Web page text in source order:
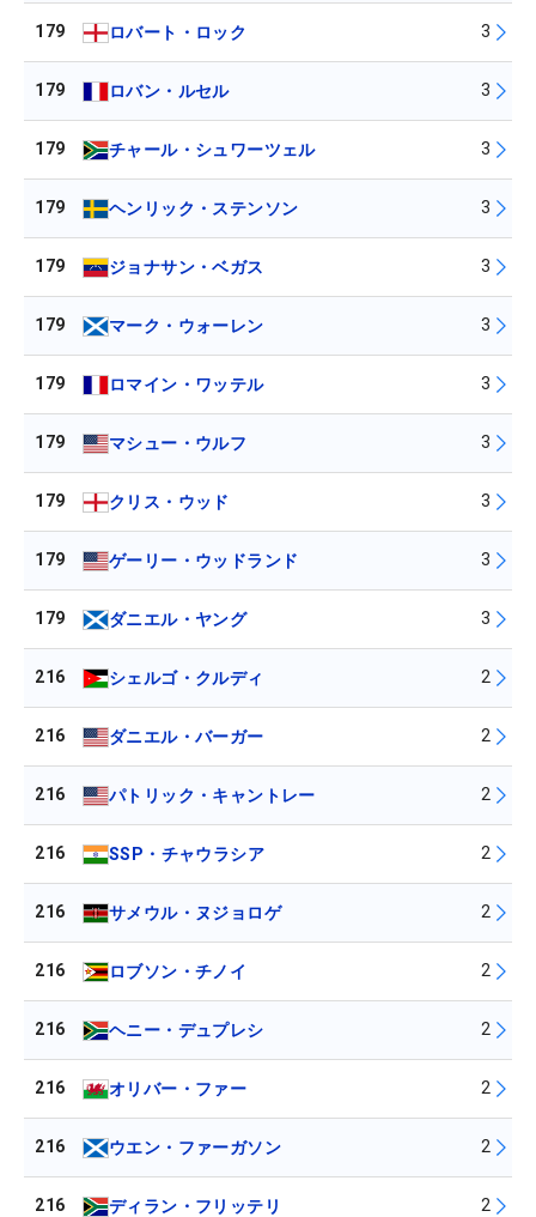
179 ロバート・ロック 3
179 ロバン・ルセル 3
179 チャール・シュワーツェル 3
179 ヘンリック・ステンソン 3
179 ジョナサン・ベガス 3
179 マーク・ウォーレン 3
179 ロマイン・ワッテル 3
179 マシュー・ウルフ 3
179 クリス・ウッド 3
179 ゲーリー・ウッドランド 3
179 ダニエル・ヤング 3
216 シェルゴ・クルディ 2
216 ダニエル・バーガー 2
216 パトリック・キャントレー 2
216 SSP・チャウラシア 2
216 サメウル・ヌジョロゲ 2
216 ロブソン・チノイ 2
216 ヘニー・デュプレシ 2
216 オリバー・ファー 2
216 ウエン・ファーガソン 2
216 ディラン・フリッテリ 2